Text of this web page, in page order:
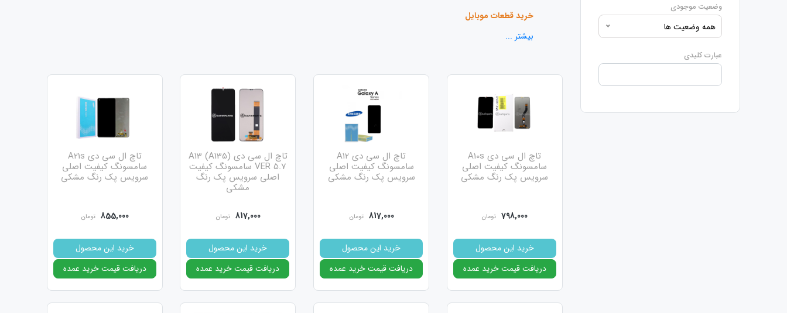
وضعیت موجودی
همه وضعیت ها
عبارت کلیدی
خرید قطعات موبایل
انواع تاچ ال سی دی سامسونگ
سامسونگ تنها برندی است که در مدل های میان رده خود نیز از ال سی دی سوپر آمو ال ای دی استفاده میکند
این نوع ال سی دی به دلیل کیفیت بالا از قیمت بسیار بالایی برخوردار است.
اگر گوشی موبایل شما دارای نمایشگر سوپر آمو ال ای دی است و میخواهید بعد از تعویض قطعه مثل روز اول شود
باید اقدام به خرید این تاچ ال سی دی بفرمایید.
بیشتر ...
تاچ ال سی دی A10s
سامسونگ کیفیت اصلی
سرویس پک رنگ مشکی
798,000 تومان
خرید این محصول
دریافت قیمت خرید عمده
تاچ ال سی دی A12
سامسونگ کیفیت اصلی
سرویس پک رنگ مشکی
817,000 تومان
خرید این محصول
دریافت قیمت خرید عمده
تاچ ال سی دی A13 (A135)
VER 5.7 سامسونگ کیفیت
اصلی سرویس پک رنگ
مشکی
817,000 تومان
خرید این محصول
دریافت قیمت خرید عمده
تاچ ال سی دی A21s
سامسونگ کیفیت اصلی
سرویس پک رنگ مشکی
855,000 تومان
خرید این محصول
دریافت قیمت خرید عمده